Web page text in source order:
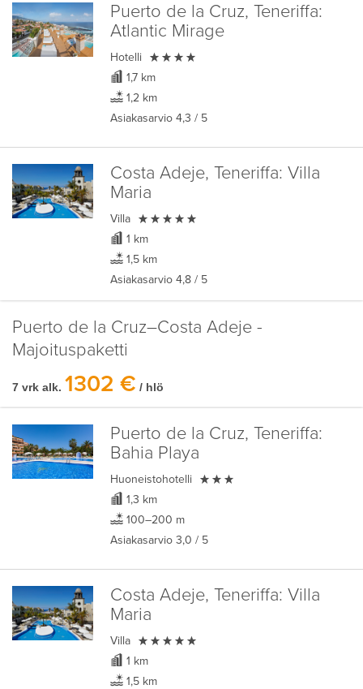
Puerto de la Cruz, Teneriffa:
Atlantic Mirage
Hotelli 
1,7 km
1,2 km
Asiakasarvio 4,3 / 5
Costa Adeje, Teneriffa: Villa
Maria
Villa 
1 km
1,5 km
Asiakasarvio 4,8 / 5
Puerto de la Cruz–Costa Adeje -
Majoituspaketti
7 vrk alk. 1302 € / hlö
Puerto de la Cruz, Teneriffa:
Bahia Playa
Huoneistohotelli 
1,3 km
100–200 m
Asiakasarvio 3,0 / 5
Costa Adeje, Teneriffa: Villa
Maria
Villa 
1 km
1,5 km